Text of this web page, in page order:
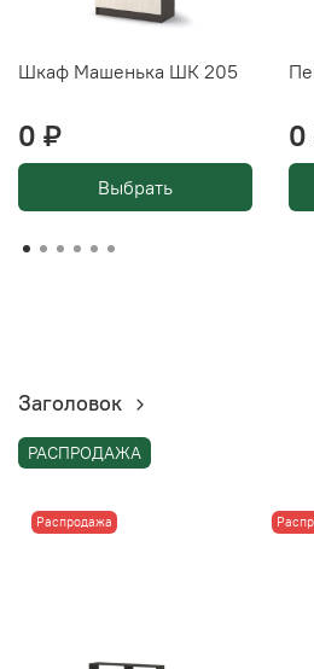
Шкаф Машенька ШК 205
0 ₽
Выбрать
0
Заголовок
РАСПРОДАЖА
Распродажа